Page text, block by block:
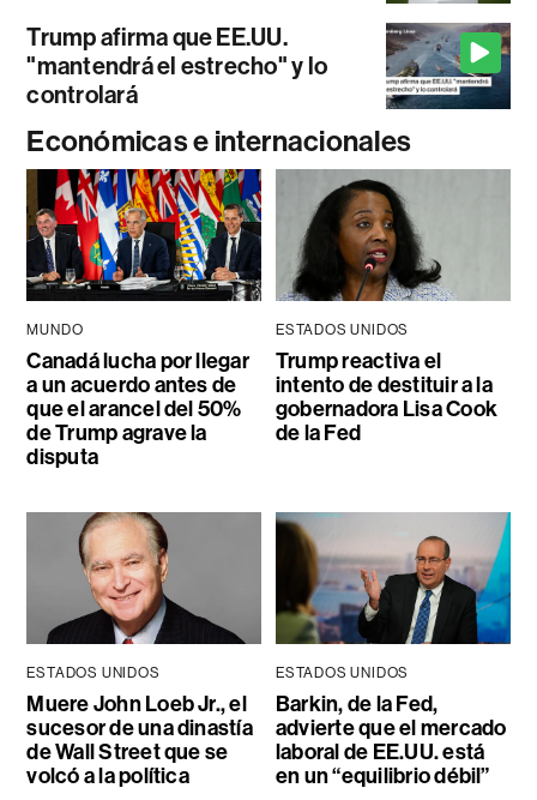
Trump afirma que EE.UU.
"mantendrá el estrecho" y lo
controlará
Económicas e internacionales
MUNDO
Canadá lucha por llegar
a un acuerdo antes de
que el arancel del 50%
de Trump agrave la
disputa
ESTADOS UNIDOS
Trump reactiva el
intento de destituir a la
gobernadora Lisa Cook
de la Fed
ESTADOS UNIDOS
Muere John Loeb Jr., el
sucesor de una dinastía
de Wall Street que se
volcó a la política
ESTADOS UNIDOS
Barkin, de la Fed,
advierte que el mercado
laboral de EE.UU. está
en un “equilibrio débil”